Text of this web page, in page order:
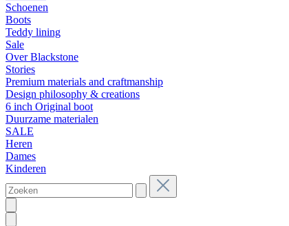
Schoenen
Boots
Teddy lining
Sale
Over Blackstone
Stories
Premium materials and craftmanship
Design philosophy & creations
6 inch Original boot
Duurzame materialen
SALE
Heren
Dames
Kinderen